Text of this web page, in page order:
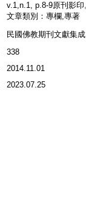
v.1,n.1, p.8-9原刊影印
文章類別：專欄,專著
民國佛教期刊文獻集
338
2014.11.01
2023.07.25